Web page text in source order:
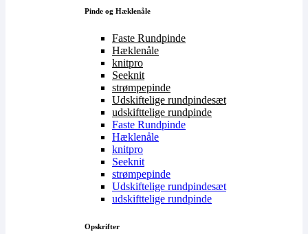
Pinde og Hæklenåle
Faste Rundpinde
Hæklenåle
knitpro
Seeknit
strømpepinde
Udskiftelige rundpindesæt
udskifttelige rundpinde
Faste Rundpinde
Hæklenåle
knitpro
Seeknit
strømpepinde
Udskiftelige rundpindesæt
udskifttelige rundpinde
Opskrifter